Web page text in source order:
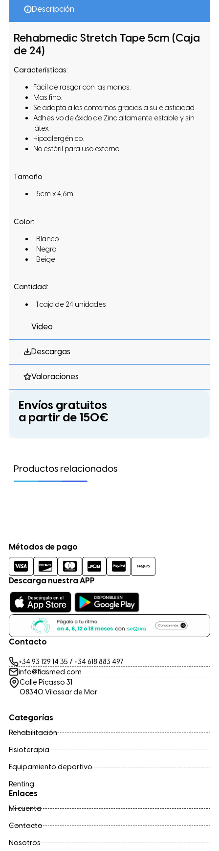
Descripción
Video
Descargas
Valoraciones
Rehabmedic Stretch Tape 5cm (Caja
de 24)
Características:
Fácil de rasgar con las manos.
Mas fino.
Se adapta a los contornos gracias a su elasticidad.
Adhesivo de óxido de Zinc altamente estable y sin
látex.
Hipoalergénico.
No estéril para uso externo.
Tamaño
5cm x 4,6m
Color:
Blanco
Negro
Beige
Cantidad:
1 caja de 24 unidades
Envíos gratuitos
a partir de 150€
Productos relacionados
Métodos de pago
Descarga nuestra APP
Contacto
+34 93 129 14 35 / +34 618 883 497
info@fiasmed.com
Calle Picasso 31
08340 Vilassar de Mar
Categorías
Rehabilitación
Fisioterapia
Equipamiento deportivo
Renting
Enlaces
Mi cuenta
Contacto
Nosotros